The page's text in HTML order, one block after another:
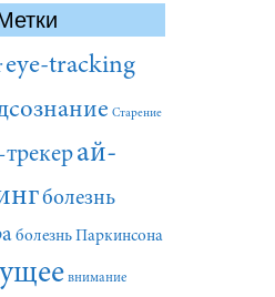
eye-tracking
Старение
трекерай-
болезнь
болезнь Паркинсона
внимание